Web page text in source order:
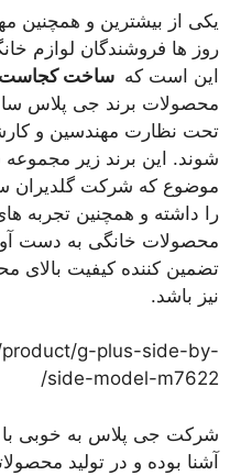
یکی از بیشترین و همچنین
روز ها فروشندگان لوازم
این است که ساخت
محصولات برند جی پلاس
تحت نظارت مهندسین و
شوند. این برند زیر
موضوع که شرکت گلدیران
را داشته و همچنین تجربه
محصولات خانگی به دست
تضمین کننده کیفیت بالای
نیز باشد.
g-plus-side-by-
side-model-m7622/
شرکت جی پلاس به خوبی
آشنا بوده و در تولید